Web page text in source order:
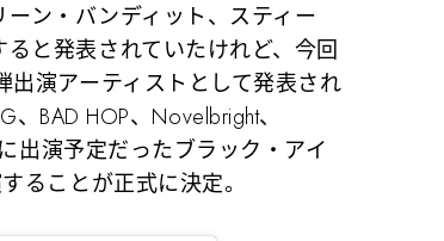
ン・バンディット、スティー
と発表されていたけれど、今回
演アーティストとして発表され
BAD HOP、Novelbright、
出演予定だったブラック・アイ
ることが正式に決定。